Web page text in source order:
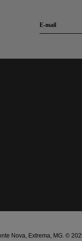
Nova, Extrema, MG. ©